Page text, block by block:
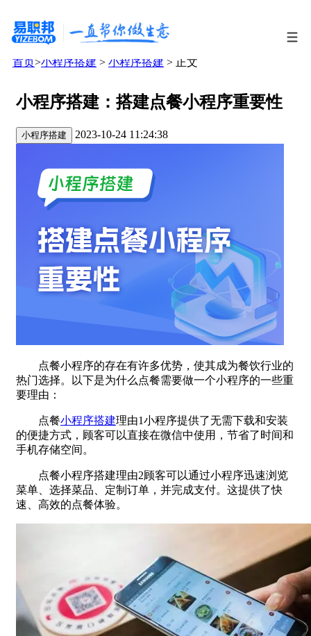
首页>小程序搭建 > 小程序搭建 > 正文
小程序搭建：搭建点餐小程序重要性
小程序搭建 2023-10-24 11:24:38
点餐小程序的存在有许多优势，使其成为餐饮行业的
热门选择。以下是为什么点餐需要做一个小程序的一些重
要理由：
点餐小程序搭建理由1小程序提供了无需下载和安装
的便捷方式，顾客可以直接在微信中使用，节省了时间和
手机存储空间。
点餐小程序搭建理由2顾客可以通过小程序迅速浏览
菜单、选择菜品、定制订单，并完成支付。这提供了快
速、高效的点餐体验。